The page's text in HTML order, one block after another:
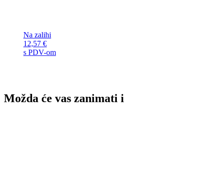
Na zalihi
12,57 €
s PDV-om
Možda će vas zanimati i